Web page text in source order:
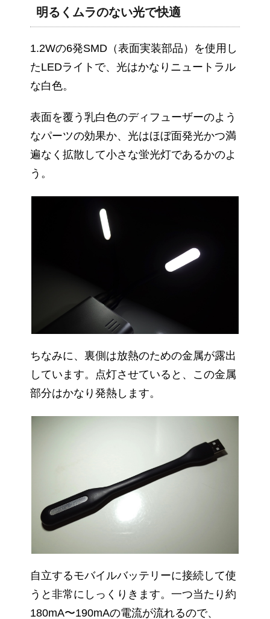
明るくムラのない光で快適
1.2Wの6発SMD（表面実装部品）を使用し
たLEDライトで、光はかなりニュートラル
な白色。
表面を覆う乳白色のディフューザーのよう
なパーツの効果か、光はほぼ面発光かつ満
遍なく拡散して小さな蛍光灯であるかのよ
う。
ちなみに、裏側は放熱のための金属が露出
しています。点灯させていると、この金属
部分はかなり発熱します。
自立するモバイルバッテリーに接続して使
うと非常にしっくりきます。一つ当たり約
180mA〜190mAの電流が流れるので、